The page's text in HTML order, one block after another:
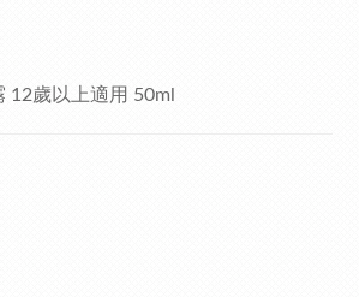
12歲以上適用 50ml